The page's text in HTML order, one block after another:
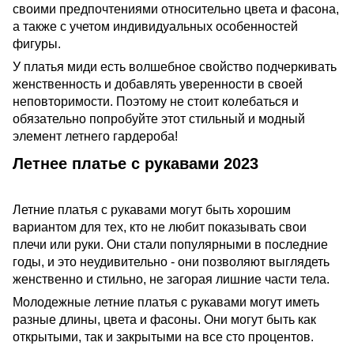
своими предпочтениями относительно цвета и фасона,
а также с учетом индивидуальных особенностей
фигуры.
У платья миди есть волшебное свойство подчеркивать
женственность и добавлять уверенности в своей
неповторимости. Поэтому не стоит колебаться и
обязательно попробуйте этот стильный и модный
элемент летнего гардероба!
Летнее платье с рукавами 2023
Летние платья с рукавами могут быть хорошим
вариантом для тех, кто не любит показывать свои
плечи или руки. Они стали популярными в последние
годы, и это неудивительно - они позволяют выглядеть
женственно и стильно, не загорая лишние части тела.
Молодежные летние платья с рукавами могут иметь
разные длины, цвета и фасоны. Они могут быть как
открытыми, так и закрытыми на все сто процентов.